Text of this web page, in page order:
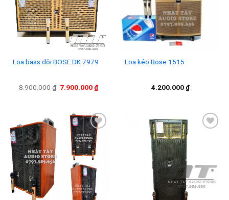
Loa bass đôi BOSE DK 7979
8.900.000₫ Giá
7.900.000 ₫Giá
7.900.000 ₫.
Loa kéo Bose 1515
4.200.000 ₫
Add to
wishlist